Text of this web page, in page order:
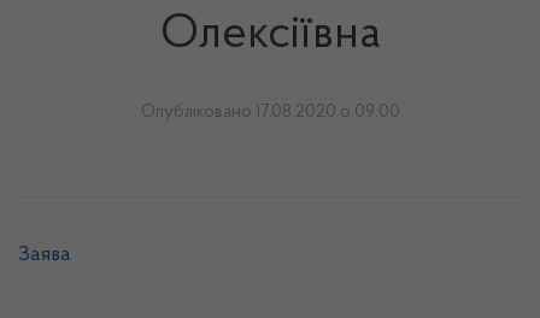
Олексіївна
Опубліковано 17.08.2020 о 09:00
Заява